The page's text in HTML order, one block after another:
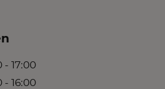
- 17:00
- 16:00